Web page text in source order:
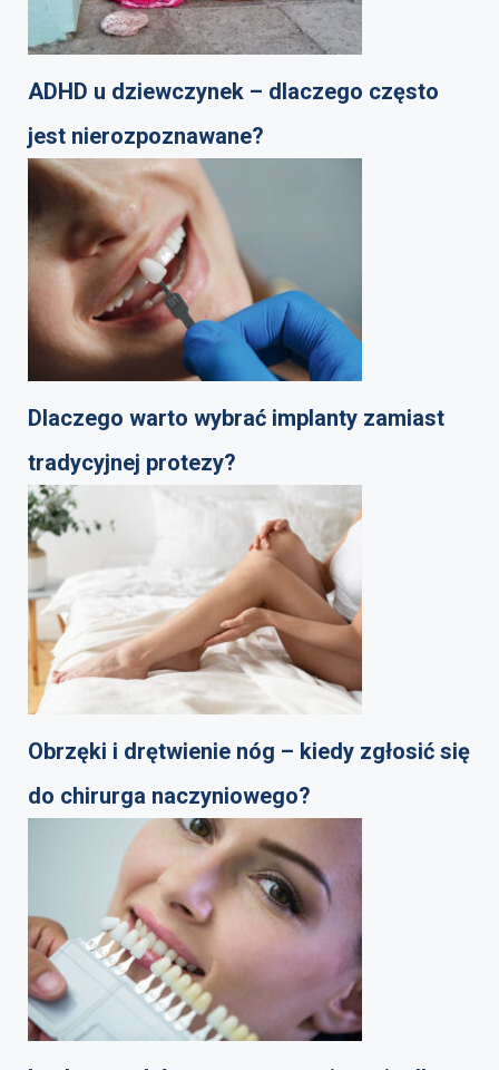
ADHD u dziewczynek – dlaczego często
jest nierozpoznawane?
Dlaczego warto wybrać implanty zamiast
tradycyjnej protezy?
Obrzęki i drętwienie nóg – kiedy zgłosić się
do chirurga naczyniowego?